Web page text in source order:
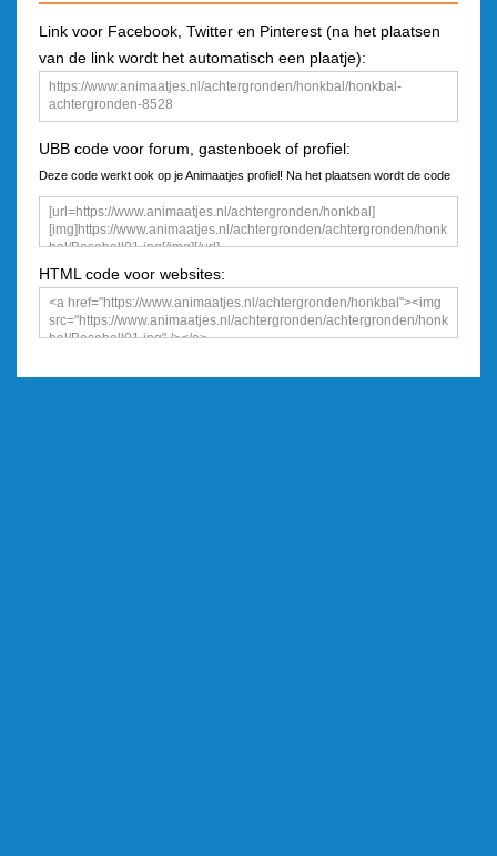
Link voor Facebook, Twitter en Pinterest (na het plaatsen
van de link wordt het automatisch een plaatje):
UBB code voor forum, gastenboek of profiel:
Deze code werkt ook op je Animaatjes profiel! Na het plaatsen wordt de code
een plaatje
HTML code voor websites: